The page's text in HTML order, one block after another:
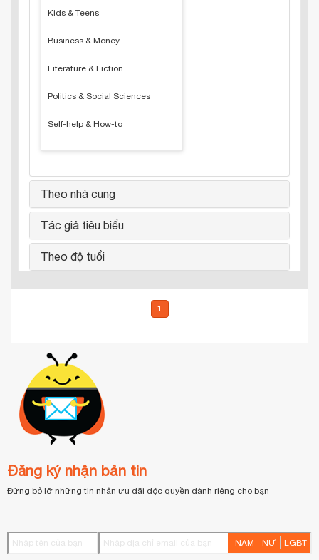
Kids & Teens
Business & Money
Literature & Fiction
Politics & Social Sciences
Self-help & How-to
Theo nhà cung
Tác giả tiêu biểu
Theo độ tuổi
1
Đăng ký nhận bản tin
Đừng bỏ lỡ những tin nhắn ưu đãi độc quyền dành riêng cho bạn
NAM NỮ LGBT